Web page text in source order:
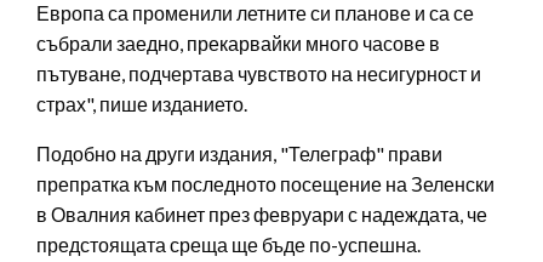
Европа са променили летните си планове и са се
събрали заедно, прекарвайки много часове в
пътуване, подчертава чувството на несигурност и
страх", пише изданието.
Подобно на други издания, "Телеграф" прави
препратка към последното посещение на Зеленски
в Овалния кабинет през февруари с надеждата, че
предстоящата среща ще бъде по-успешна.